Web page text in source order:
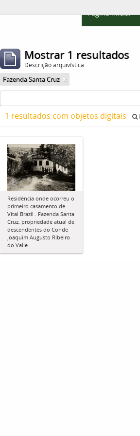
Página inicial
Mostrar 1 resultados
Descrição arquivística
Fazenda Santa Cruz
1 resultados com objetos digitais
Residência onde ocorreu o
primeiro casamento de
Vital Brazil . Fazenda Santa
Cruz, propriedade atual de
descendentes do Conde
Joaquim Augusto Ribeiro
do Valle.